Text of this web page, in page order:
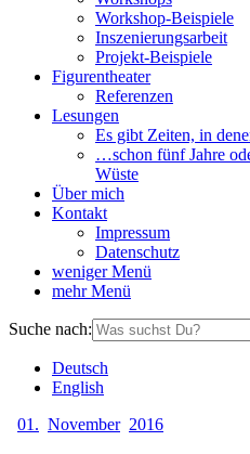
Workshop-Beispiele
Inszenierungsarbeit
Projekt-Beispiele
Figurentheater
Referenzen
Lesungen
Es gibt Zeiten, in
…schon fünf Jahre
Wüste
Über mich
Kontakt
Impressum
Datenschutz
wenigerMenü
mehrMenü
Suche nach:
Deutsch
English
01. November 2016